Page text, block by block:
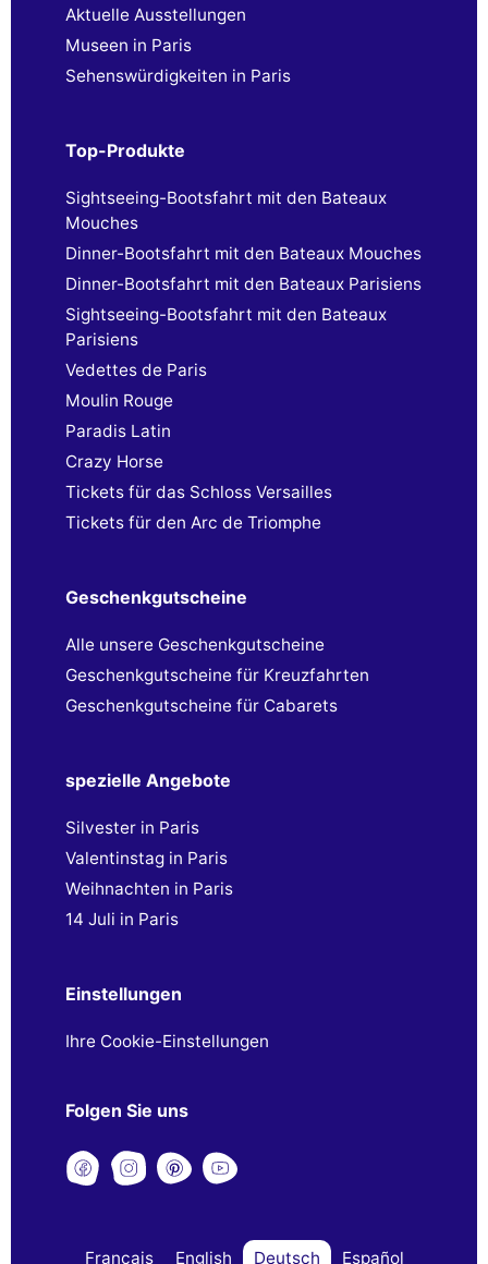
Aktuelle Ausstellungen
Museen in Paris
Sehenswürdigkeiten in Paris
Top-Produkte
Sightseeing-Bootsfahrt mit den Bateaux
Mouches
Dinner-Bootsfahrt mit den Bateaux Mouches
Dinner-Bootsfahrt mit den Bateaux Parisiens
Sightseeing-Bootsfahrt mit den Bateaux
Parisiens
Vedettes de Paris
Moulin Rouge
Paradis Latin
Crazy Horse
Tickets für das Schloss Versailles
Tickets für den Arc de Triomphe
Geschenkgutscheine
Alle unsere Geschenkgutscheine
Geschenkgutscheine für Kreuzfahrten
Geschenkgutscheine für Cabarets
spezielle Angebote
Silvester in Paris
Valentinstag in Paris
Weihnachten in Paris
14 Juli in Paris
Einstellungen
Ihre Cookie-Einstellungen
Folgen Sie uns
Français English Deutsch Español